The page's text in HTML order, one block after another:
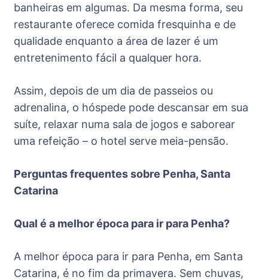
banheiras em algumas. Da mesma forma, seu
restaurante oferece comida fresquinha e de
qualidade enquanto a área de lazer é um
entretenimento fácil a qualquer hora.
Assim, depois de um dia de passeios ou
adrenalina, o hóspede pode descansar em sua
suíte, relaxar numa sala de jogos e saborear
uma refeição – o hotel serve meia-pensão.
Perguntas frequentes sobre Penha, Santa
Catarina
Qual é a melhor época para ir para Penha?
A melhor época para ir para Penha, em Santa
Catarina, é no fim da primavera. Sem chuvas,